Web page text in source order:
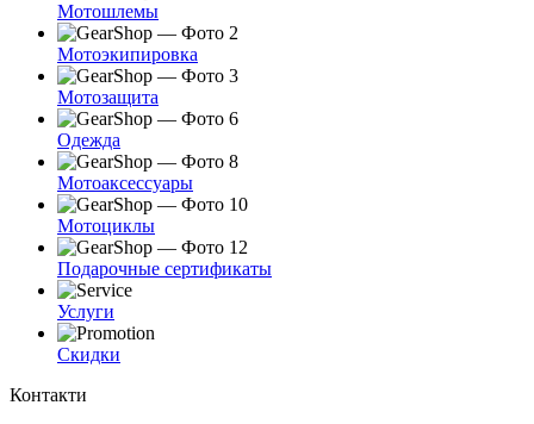
Мотошлемы
Мотоэкипировка
Мотозащита
Одежда
Мотоаксессуары
Мотоциклы
Подарочные сертификаты
Услуги
Скидки
Контакти